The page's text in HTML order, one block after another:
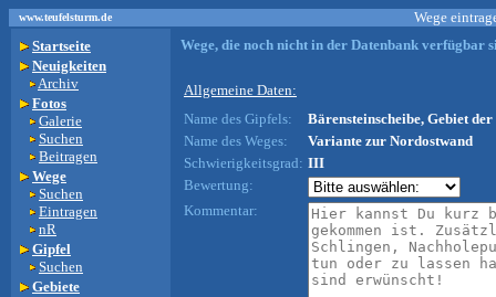
www.teufelsturm.de
Wege
Startseite
Neuigkeiten
Archiv
Fotos
Galerie
Suchen
Beitragen
Wege
Suchen
Eintragen
nR
Gipfel
Suchen
Gebiete
Wege, die noch nicht in der Datenbank verfügbar
Allgemeine Daten:
Name des Gipfels:
Bärensteinscheibe, Gebiet der
Name des Weges:
Variante zur Nordostwand
Schwierigkeitsgrad: III
Bewertung:
Kommentar: